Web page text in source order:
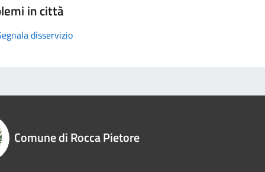
in città
disservizio
Comune di Rocca Pietore